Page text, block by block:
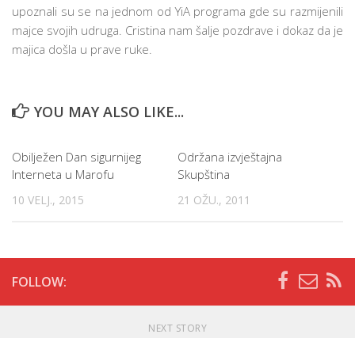
upoznali su se na jednom od YiA programa gde su razmijenili
majce svojih udruga. Cristina nam šalje pozdrave i dokaz da je
majica došla u prave ruke.
YOU MAY ALSO LIKE...
Obilježen Dan sigurnijeg
Interneta u Marofu
10 VELJ., 2015
Održana izvještajna
Skupština
21 OŽU., 2011
FOLLOW:
NEXT STORY